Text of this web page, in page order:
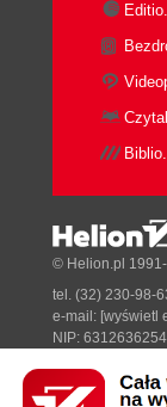
Designed with ♥
© Helion.pl
tel. (32) 230-98-
e-mail: [wyświetl
NIP: 6312636254